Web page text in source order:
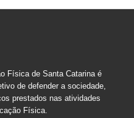
Física de Santa Catarina é
de defender a sociedade,
prestados nas atividades
Física.